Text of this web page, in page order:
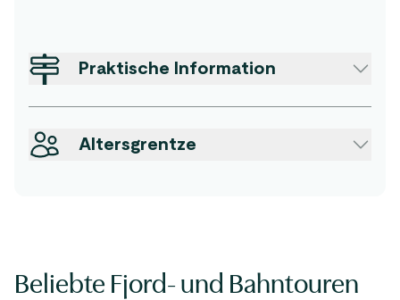
Praktische Information
Altersgrentze
Beliebte Fjord- und Bahntouren